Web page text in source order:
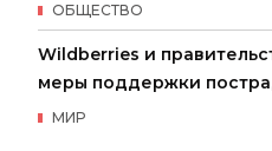
ОБЩЕСТВО
Wildberries и
меры поддержки
МИР